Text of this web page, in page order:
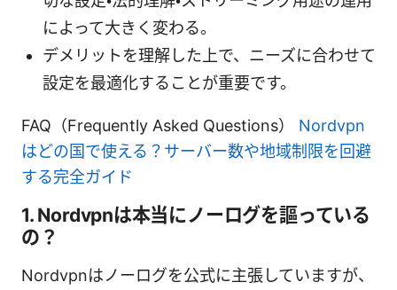
によって大きく変わる。
デメリットを理解した上で、ニーズに合わせて
設定を最適化することが重要です。
FAQ（Frequently Asked Questions） Nordvpn
はどの国で使える？サーバー数や地域制限を回避
する完全ガイド
1. Nordvpnは本当にノーログを謳っている
の？
Nordvpnはノーログを公式に主張していますが、